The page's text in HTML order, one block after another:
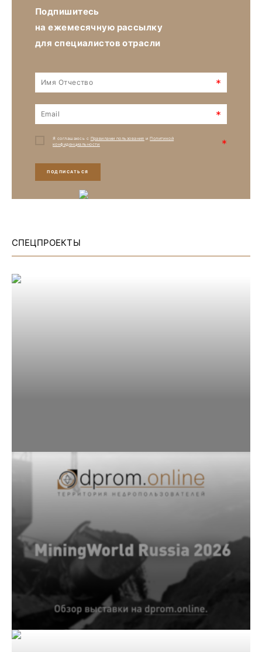
Подпишитесь
на ежемесячную рассылку
для специалистов отрасли
*
*
Я соглашаюсь с Правилами пользования иПолитикой
конфиденциальности
*
ПОДПИСАТЬСЯ
СПЕЦПРОЕКТЫ